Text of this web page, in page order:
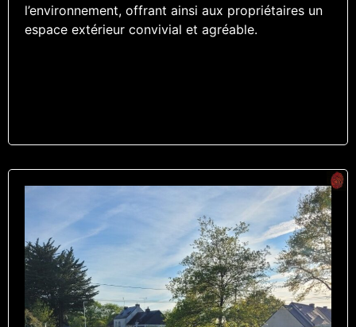
l’environnement, offrant ainsi aux propriétaires un
espace extérieur convivial et agréable.